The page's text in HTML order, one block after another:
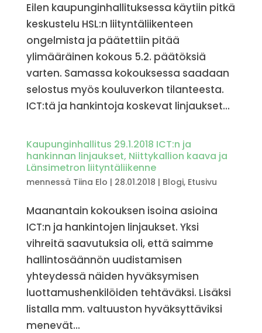
Eilen kaupunginhallituksessa käytiin pitkä
keskustelu HSL:n liityntäliikenteen
ongelmista ja päätettiin pitää
ylimääräinen kokous 5.2. päätöksiä
varten. Samassa kokouksessa saadaan
selostus myös kouluverkon tilanteesta.
ICT:tä ja hankintoja koskevat linjaukset...
Kaupunginhallitus 29.1.2018 ICT:n ja
hankinnan linjaukset, Niittykallion kaava ja
Länsimetron liityntäliikenne
mennessä Tiina Elo | 28.01.2018 | Blogi, Etusivu
Maanantain kokouksen isoina asioina
ICT:n ja hankintojen linjaukset. Yksi
vihreitä saavutuksia oli, että saimme
hallintosäännön uudistamisen
yhteydessä näiden hyväksymisen
luottamushenkilöiden tehtäväksi. Lisäksi
listalla mm. valtuuston hyväksyttäviksi
menevät...